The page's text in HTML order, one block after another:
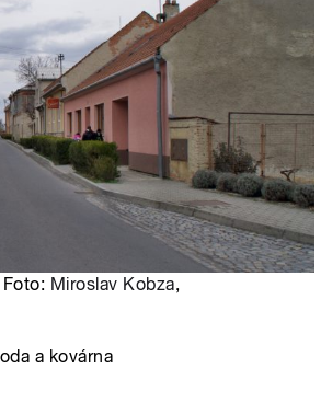
Miroslav Kobza,
a kovárna